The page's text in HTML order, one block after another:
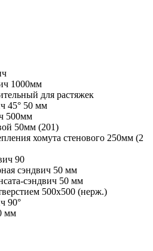
1000мм
для растяжек
45° 50 мм
500мм
50мм (201)
хомута стенового 250мм (2
90
сэндвич 50 мм
сэндвич 50 мм
500х500 (нерж.)
90°
мм